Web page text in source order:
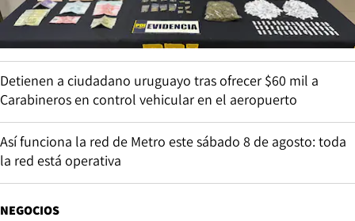
Detienen a ciudadano uruguayo tras ofrecer $60 mil a
Carabineros en control vehicular en el aeropuerto
Así funciona la red de Metro este sábado 8 de agosto: toda
la red está operativa
NEGOCIOS